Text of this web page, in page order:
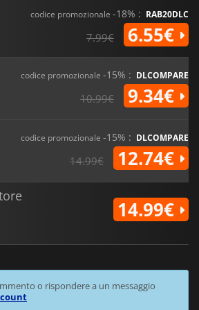
codice promozionale -18% : RAB20DLC
7.99€ 6.55€
codice promozionale -15% : DLCOMPARE
10.99€ 9.34€
codice promozionale -15% : DLCOMPARE
14.99€ 12.74€
14.99€
o rispondere a un messaggio